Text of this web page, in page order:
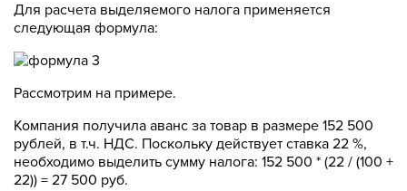
Для расчета выделяемого налога применяется
следующая формула:
Рассмотрим на примере.
Компания получила аванс за товар в размере 152 500
рублей, в т.ч. НДС. Поскольку действует ставка 22 %,
необходимо выделить сумму налога: 152 500 * (22 / (100 +
22)) = 27 500 руб.